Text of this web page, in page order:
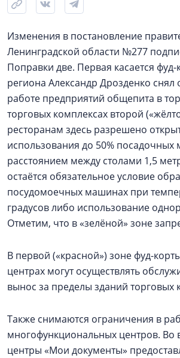
Изменения в постановление
Ленинградской области №277
Поправки две. Первая касается фуд-
региона Александр Дрозденко снял
работе предприятий общепита в
торговых комплексах второй
ресторанам здесь разрешено
использования до 50% посадочных
расстоянием между столами 1,5
остаётся обязательное условие
посудомоечных машинах при
градусов либо использование
Отметим, что в «зелёной» зоне
В первой («красной») зоне фуд-
центрах могут осуществлять
вынос за пределы зданий торговых
Также снимаются ограничения в
многофункциональных центров. Во
центры «Мои документы»